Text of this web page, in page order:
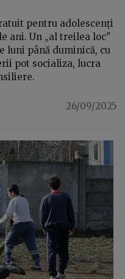
pentru adolescenți
ani. Un „al treilea loc"
luni până duminică, cu
pot socializa, lucra
26/09/2025